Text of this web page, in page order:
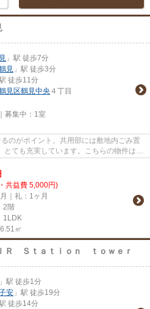
」駅 徒歩7分
見 」駅 徒歩3分
徒歩11分
見区鶴見中央 ４丁目
募集中： 1室
のがポイント。共用部には敷地内ごみ置
とても充実しています。こちらの物件はマ
共益費 5,000円)
｜礼：1ヶ月
2階
1LDK
㎡
Ｒ Ｓｔａｔｉｏｎ ｔｏｗｅｒ
」駅 徒歩1分
安 」駅 徒歩19分
徒歩14分